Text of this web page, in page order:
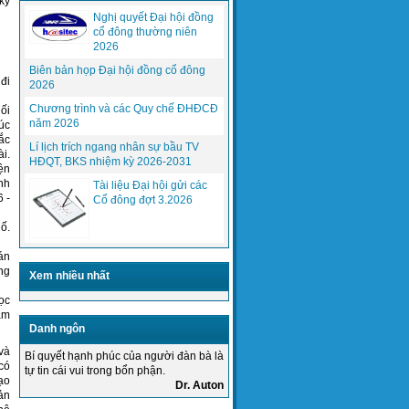
-
(PCWorldVN) Gần 7 tỷ thuê bao di động,
sắp bằng dân số thế giới,...
Phần mềm quản lý, điều hành giải
quyết trở ngại, sự cố online
HasitecTN
Thực hiện mục tiêu chất lượng năm
2015 của Tổng giám đốc công ty...
Nghị quyết Đại hội đồng
cổ đông thường niên
2026
Biên bản họp Đại hội đồng cổ đông
2026
Chương trình và các Quy chế ĐHĐCĐ
năm 2026
Lí lịch trích ngang nhân sự bầu TV
HĐQT, BKS nhiệm kỳ 2026-2031
Tài liệu Đại hội gửi các
Cổ đông đợt 3.2026
Xem nhiều nhất
Danh ngôn
Bí quyết hạnh phúc của người đàn bà là
tự tin cái vui trong bổn phận.
Dr. Auton